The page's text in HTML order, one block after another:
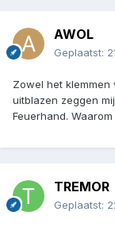
AWOL
Geplaatst:
Zowel het
uitblazen zeggen
Feuerhand.
TREMOR
Geplaatst: